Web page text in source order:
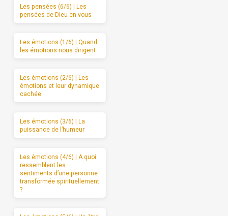
Les pensées (6/6) | Les
pensées de Dieu en vous
Les émotions (1/6) | Quand
les émotions nous dirigent
Les émotions (2/6) | Les
émotions et leur dynamique
cachée
Les émotions (3/6) | La
puissance de l’humeur
Les émotions (4/6) | A quoi
ressemblent les
sentiments d’une personne
transformée spirituellement
?